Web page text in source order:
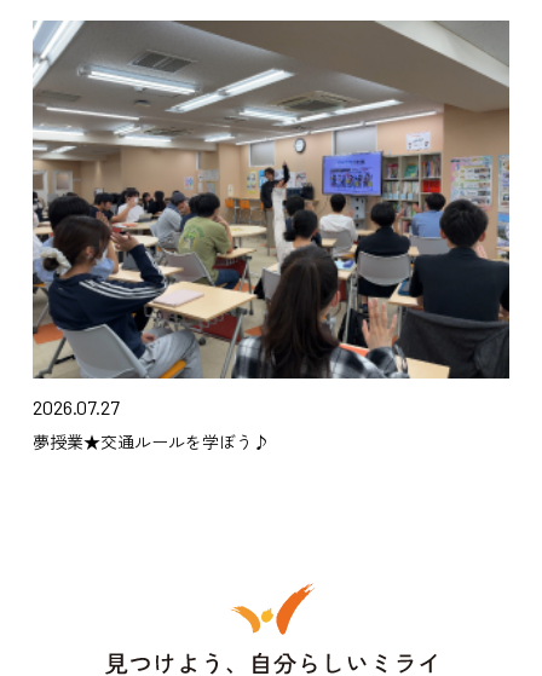
2026.07.27
夢授業★交通ルールを学ぼう♪